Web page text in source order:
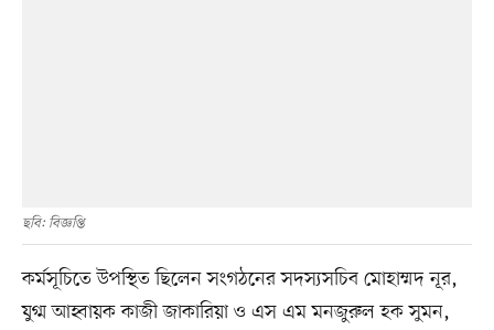
ছবি: বিজ্ঞপ্তি
কর্মসূচিতে উপস্থিত ছিলেন সংগঠনের সদস্যসচিব মোহাম্মদ নূর,
যুগ্ম আহ্বায়ক কাজী জাকারিয়া ও এস এম মনজুরুল হক সুমন,